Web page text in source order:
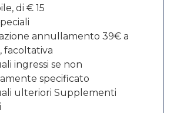
di € 15
annullamento 39€ a
facoltativa
ingressi se non
specificato
ulteriori Supplementi